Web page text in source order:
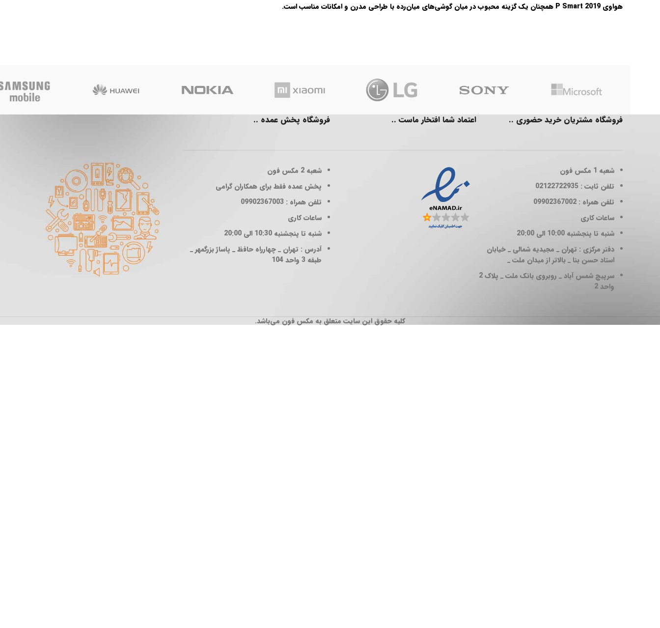
هواوی P Smart 2019 همچنان یک گزینه محبوب در میان گوشی‌های میان‌رده با طراحی مدرن و امکانات مناسب است.
فروشگاه مشتریان خرید حضوری ..
شعبه 1
مکس فون
تلفن ثابت : 02122722935
تلفن همراه : 09902367002
ساعات کاری
شنبه تا پنجشنبه 10:00 الی 20:00
دفتر مرکزی : تهران _ مجیدیه شمالی _ خیابان
استاد حسن بنا _ بالاتر از میدان ملت _
سرپیچ شمس آباد _ روبروی بانک ملت _ پلاک 2
واحد 2
اعتماد شما افتخار ماست .. فروشگاه پخش عمده ..
شعبه 2
مکس فون
پخش عمده فقط برای همکاران گرامی
تلفن همراه : 09902367003
ساعات کاری
شنبه تا پنجشنبه 10:30 الی 20:00
آدرس : تهران _ چهارراه حافظ _ پاساژ بزرگمهر _
طبقه 3 واحد 104
کلیه حقوق این سایت متعلق به مکس فون می‌باشد.